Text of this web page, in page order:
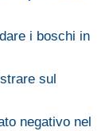
i boschi in
sul
negativo nel